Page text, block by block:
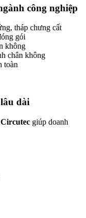
công nghiệp
tháp chưng cất
gói
không
chân không
toàn
dài
giúp doanh